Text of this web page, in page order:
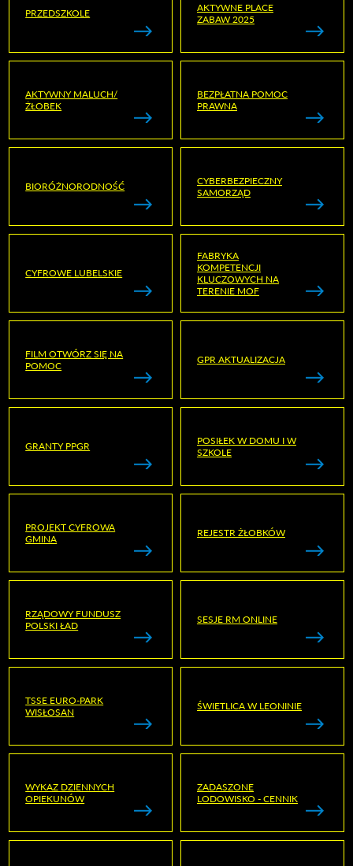
PRZEDSZKOLE
AKTYWNE PLACE
ZABAW 2025
AKTYWNY MALUCH/
ŻŁOBEK
BEZPŁATNA POMOC
PRAWNA
BIORÓŻNORODNOŚĆ
CYBERBEZPIECZNY
SAMORZĄD
CYFROWE LUBELSKIE
FABRYKA
KOMPETENCJI
KLUCZOWYCH NA
TERENIE MOF
FILM OTWÓRZ SIĘ NA
POMOC
GPR AKTUALIZACJA
GRANTY PPGR
POSIŁEK W DOMU I W
SZKOLE
PROJEKT CYFROWA
GMINA
REJESTR ŻŁOBKÓW
RZĄDOWY FUNDUSZ
POLSKI ŁAD
SESJE RM ONLINE
TSSE EURO-PARK
WISŁOSAN
ŚWIETLICA W LEONINIE
WYKAZ DZIENNYCH
OPIEKUNÓW
ZADASZONE
LODOWISKO - CENNIK